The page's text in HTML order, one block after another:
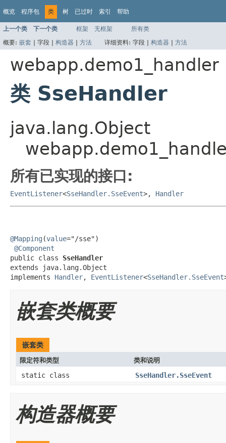
概览 程序包 类 树 已过时 索引 帮助
上一个类 下一个类 框架 无框架
所有类
概要: 嵌套 | 字段 | 构造器 | 方法 详细资料: 字段 | 构造器 | 方法
webapp.demo1_handler
类 SseHandler
java.lang.Object
所有已实现的接口:
EventListener<SseHandler.SseEvent>, Handler
@Mapping (value="/sse")
@Component
public class SseHandler
extends java.lang.Object
implements Handler, EventListener<SseHandler.SseEvent
嵌套类概要
嵌套类
限定符和类型 类和说明
static class SseHandler.SseEvent
构造器概要